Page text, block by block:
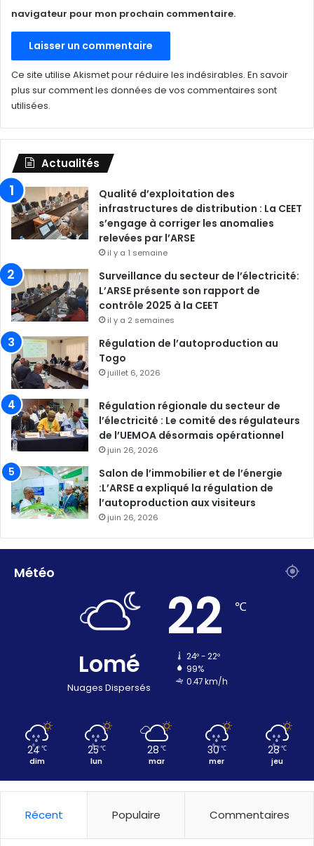
navigateur pour mon prochain commentaire.
Ce site utilise Akismet pour réduire les indésirables. En savoir
plus sur comment les données de vos commentaires sont
utilisées.
Actualités
Qualité d’exploitation des
infrastructures de distribution : La CEET
s’engage à corriger les anomalies
relevées par l’ARSE
il y a 1 semaine
Surveillance du secteur de l’électricité:
L’ARSE présente son rapport de
contrôle 2025 à la CEET
il y a 2 semaines
Régulation de l’autoproduction au
Togo
juillet 6, 2026
Régulation régionale du secteur de
l’électricité : Le comité des régulateurs
de l’UEMOA désormais opérationnel
juin 26, 2026
Salon de l’immobilier et de l’énergie
:L’ARSE a expliqué la régulation de
l’autoproduction aux visiteurs
juin 26, 2026
Météo
Lomé
Nuages Dispersés
22 ℃
24º - 22º
99%
0.47 km/h
24 ℃
dim
25 ℃
lun
28 ℃
mar
30 ℃
mer
28 ℃
jeu
Récent Populaire Commentaires